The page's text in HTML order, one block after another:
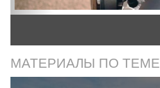
МАТЕРИАЛЫ ПО ТЕМЕ